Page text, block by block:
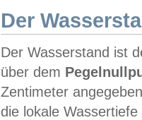
Der
Der Wasserstand ist
über dem
Zentimeter
die lokale